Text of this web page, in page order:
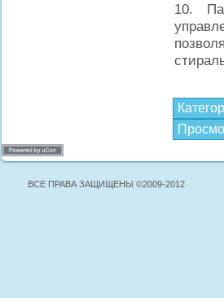
10.
ВСЕ ПРАВА ЗАЩИЩЕНЫ ©2009-2012